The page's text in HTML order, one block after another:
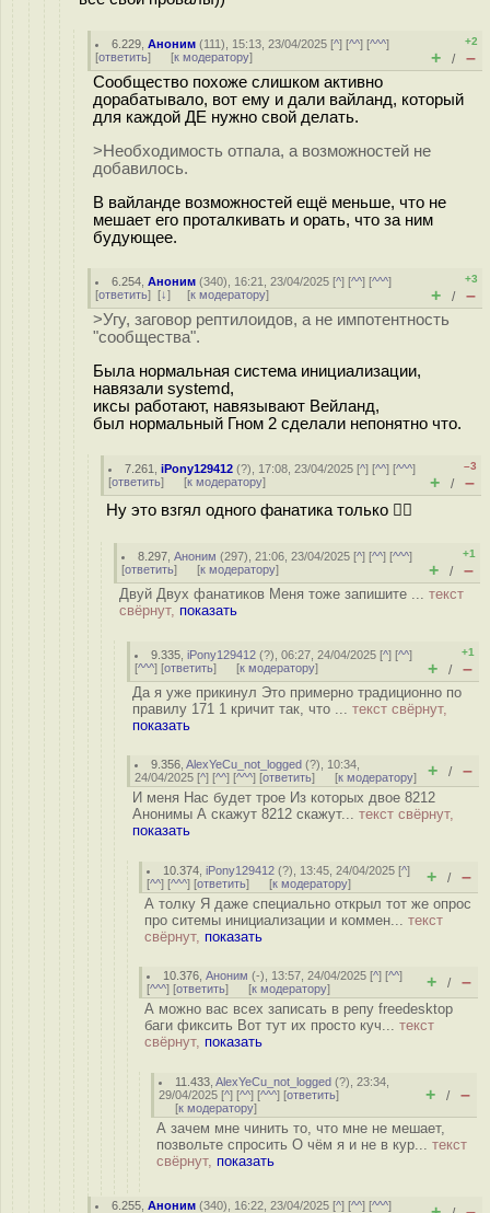
6.229 ,Аноним (111), 15:13, 23/04/2025 [^] [^^] [^^^]
[ответить] [к модератору]
+2
+ / –
Сообщество похоже слишком активно
дорабатывало, вот ему и дали вайланд, который
для каждой ДЕ нужно свой делать.
>Необходимость отпала, а возможностей не
добавилось.
В вайланде возможностей ещё меньше, что не
мешает его проталкивать и орать, что за ним
будующее.
6.254 ,Аноним (340), 16:21, 23/04/2025 [^] [^^] [^^^]
[ответить] [↓] [к модератору]
+3
+ / –
>Угу, заговор рептилоидов, а не импотентность
"сообщества".
Была нормальная система инициализации,
навязали systemd,
иксы работают, навязывают Вейланд,
был нормальный Гном 2 сделали непонятно что.
7.261 ,iPony129412 (?), 17:08, 23/04/2025 [^] [^^] [^^^]
[ответить] [к модератору]
–3
+ / –
Ну это взгял одного фанатика только 🤷‍♂
8.297 ,Аноним (297), 21:06, 23/04/2025 [^] [^^] [^^^]
[ответить] [к модератору]
+1
+ / –
Двуй Двух фанатиков Меня тоже запишите ... текст
свёрнут, показать
9.335 ,iPony129412 (?), 06:27, 24/04/2025 [^] [^^]
[^^^] [ответить] [к модератору]
+1
+ / –
Да я уже прикинул Это примерно традиционно по
правилу 171 1 кричит так, что ... текст свёрнут,
показать
9.356 ,AlexYeCu_not_logged (?), 10:34,
24/04/2025 [^] [^^] [^^^] [ответить] [к модератору] + / –
И меня Нас будет трое Из которых двое 8212
Анонимы А скажут 8212 скажут... текст свёрнут,
показать
10.374 ,iPony129412 (?), 13:45, 24/04/2025 [^]
[^^] [^^^] [ответить] [к модератору] + / –
А толку Я даже специально открыл тот же опрос
про ситемы инициализации и коммен... текст
свёрнут, показать
10.376 ,Аноним (-), 13:57, 24/04/2025 [^] [^^]
[^^^] [ответить] [к модератору] + / –
А можно вас всех записать в репу freedesktop
баги фиксить Вот тут их просто куч... текст
свёрнут, показать
11.433 ,AlexYeCu_not_logged (?), 23:34,
29/04/2025 [^] [^^] [^^^] [ответить]
[к модератору]
+ / –
А зачем мне чинить то, что мне не мешает,
позвольте спросить О чём я и не в кур... текст
свёрнут, показать
6.255 ,Аноним (340), 16:22, 23/04/2025 [^] [^^] [^^^]